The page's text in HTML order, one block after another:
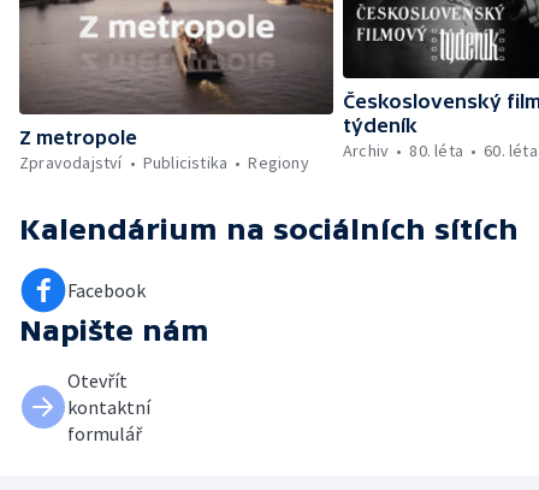
Z metropole
Zpravodajství
Publicistika Regiony
Československý
týdeník
Archiv
80. léta 60. léta
Kalendárium na sociálních sítích
Facebook
Napište nám
Otevřít
kontaktní
formulář